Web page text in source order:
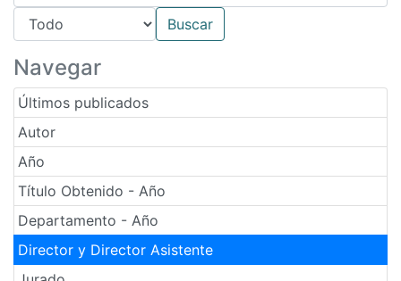
Navegar
Últimos publicados
Autor
Año
Título Obtenido - Año
Departamento - Año
Director y Director Asistente